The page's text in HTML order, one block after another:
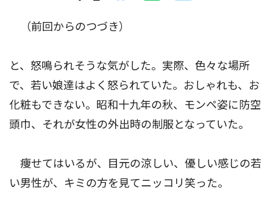
（前回からのつづき）
と、怒鳴られそうな気がした。実際、色々な場所
で、若い娘達はよく怒られていた。おしゃれも、お
化粧もできない。昭和十九年の秋、モンペ姿に防空
頭巾、それが女性の外出時の制服となっていた。
痩せてはいるが、目元の涼しい、優しい感じの若
い男性が、キミの方を見てニッコリ笑った。